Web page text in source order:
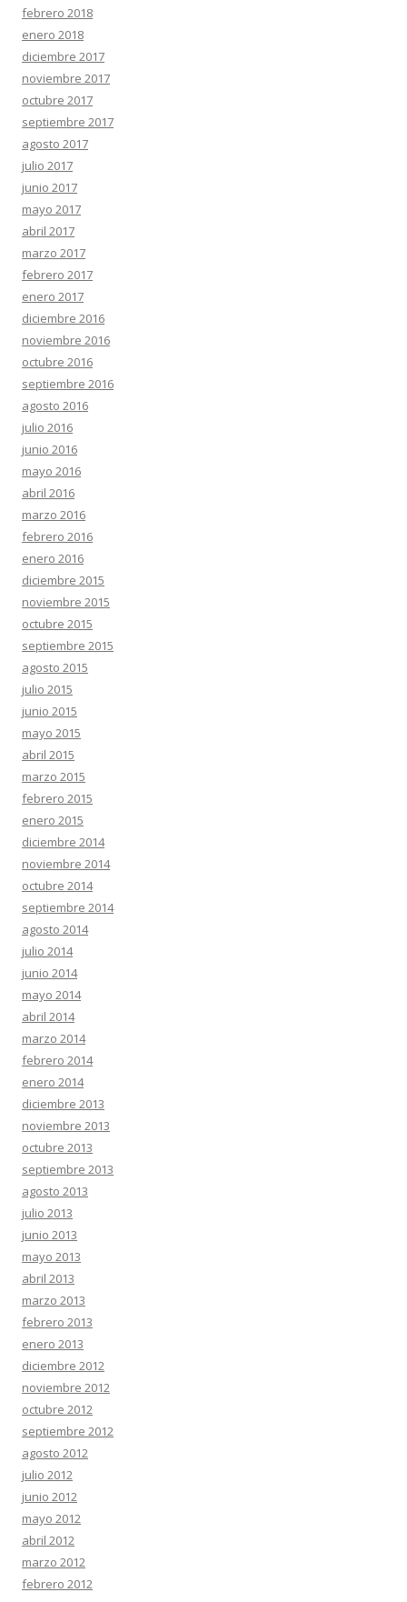
febrero 2018
enero 2018
diciembre 2017
noviembre 2017
octubre 2017
septiembre 2017
agosto 2017
julio 2017
junio 2017
mayo 2017
abril 2017
marzo 2017
febrero 2017
enero 2017
diciembre 2016
noviembre 2016
octubre 2016
septiembre 2016
agosto 2016
julio 2016
junio 2016
mayo 2016
abril 2016
marzo 2016
febrero 2016
enero 2016
diciembre 2015
noviembre 2015
octubre 2015
septiembre 2015
agosto 2015
julio 2015
junio 2015
mayo 2015
abril 2015
marzo 2015
febrero 2015
enero 2015
diciembre 2014
noviembre 2014
octubre 2014
septiembre 2014
agosto 2014
julio 2014
junio 2014
mayo 2014
abril 2014
marzo 2014
febrero 2014
enero 2014
diciembre 2013
noviembre 2013
octubre 2013
septiembre 2013
agosto 2013
julio 2013
junio 2013
mayo 2013
abril 2013
marzo 2013
febrero 2013
enero 2013
diciembre 2012
noviembre 2012
octubre 2012
septiembre 2012
agosto 2012
julio 2012
junio 2012
mayo 2012
abril 2012
marzo 2012
febrero 2012